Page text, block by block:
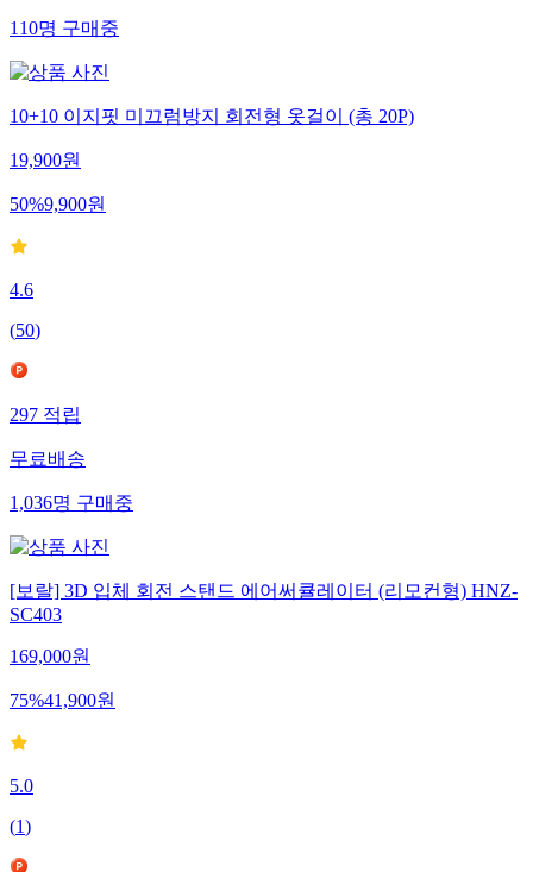
110명구매중
10+10 이지핏 미끄럼방지 회전형 옷걸이 (총 20P)
19,900원
50%9,900원
4.6
(50)
297적립
무료배송
1,036명구매중
[보랄] 3D 입체 회전 스탠드 에어써큘레이터 (리모컨형) HNZ-
SC403
169,000원
75%41,900원
5.0
(1)